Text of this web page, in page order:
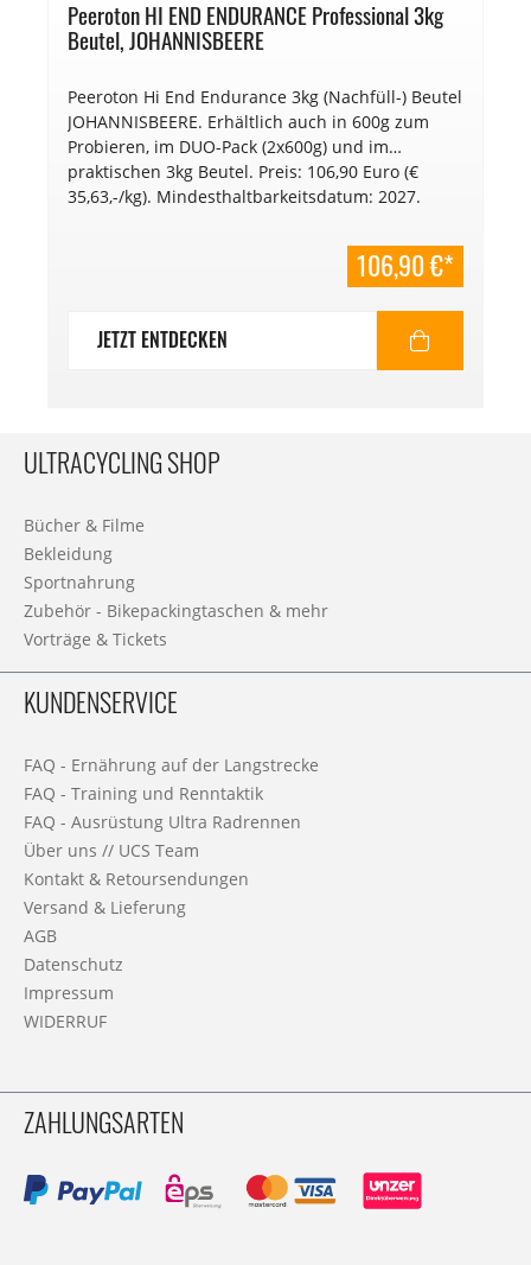
Peeroton HI END ENDURANCE Professional 3kg
Beutel, JOHANNISBEERE
Peeroton Hi End Endurance 3kg (Nachfüll-) Beutel
JOHANNISBEERE. Erhältlich auch in 600g zum
Probieren, im DUO-Pack (2x600g) und im
praktischen 3kg Beutel. Preis: 106,90 Euro (€
35,63,-/kg). Mindesthaltbarkeitsdatum: 2027.
106,90 €*
JETZT ENTDECKEN
ULTRACYCLING SHOP
Bücher & Filme
Bekleidung
Sportnahrung
Zubehör - Bikepackingtaschen & mehr
Vorträge & Tickets
KUNDENSERVICE
FAQ - Ernährung auf der Langstrecke
FAQ - Training und Renntaktik
FAQ - Ausrüstung Ultra Radrennen
Über uns // UCS Team
Kontakt & Retoursendungen
Versand & Lieferung
AGB
Datenschutz
Impressum
WIDERRUF
ZAHLUNGSARTEN